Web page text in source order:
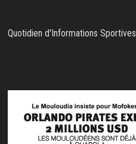
Quotidien d'Informations Sportives